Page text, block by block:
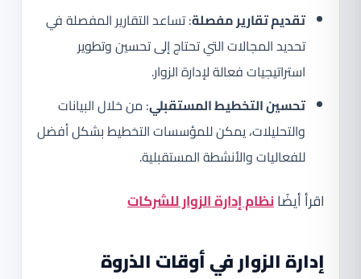
تقديم تقارير مفصلة: تساعد التقارير المفصلة في
تحديد المجالات التي تحتاج إلى تحسين وتطوير
استراتيجيات فعالة لإدارة الزوار.
تحسين التخطيط المستقبلي: من خلال البيانات
والتحليلات، يمكن للمؤسسات التخطيط بشكل أفضل
للفعاليات والأنشطة المستقبلية.
اقرأ أيضًانظام إدارة الزوار للشركات
إدارة الزوار في أوقات الذروة